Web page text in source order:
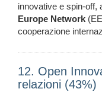
innovative e spin-off,
Europe Network
cooperazione
12. Open
relazioni (43%)